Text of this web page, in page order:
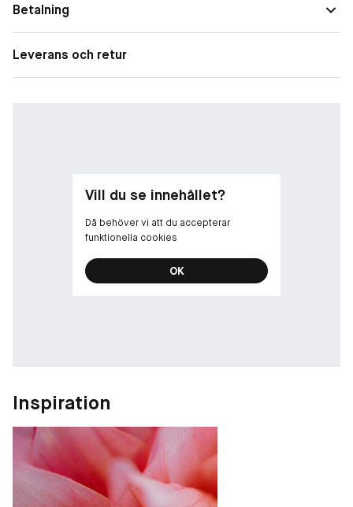
Betalning
Leverans och retur
Vill du se innehållet?
Då behöver vi att du accepterar
funktionella cookies
OK
Inspiration